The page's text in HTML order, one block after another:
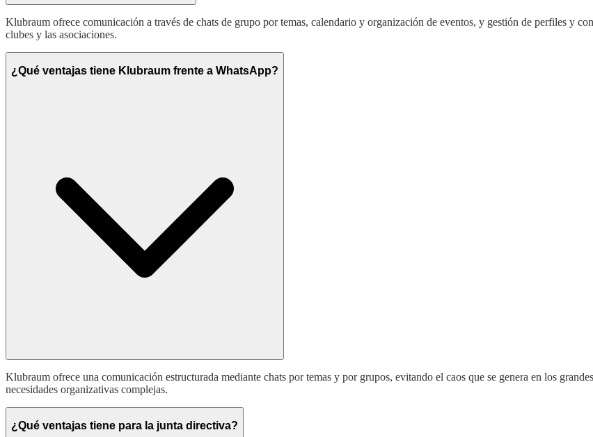
Klubraum ofrece comunicación a través de chats de grupo por temas, calendario y organización de eventos, y gestión de perfiles y
clubes y las asociaciones.
¿Qué ventajas tiene Klubraum frente a WhatsApp?
Klubraum ofrece una comunicación estructurada mediante chats por temas y por grupos, evitando el caos que se genera en los
necesidades organizativas complejas.
¿Qué ventajas tiene para la junta directiva?